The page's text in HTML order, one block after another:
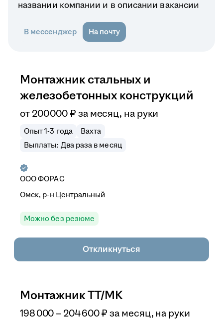
названии компании и в описании вакансии
В мессенджер На почту
Монтажник стальных и
железобетонных конструкций
от 200 000 ₽ за месяц, на руки
Опыт 1-3 года
Вахта
Выплаты: Два раза в месяц
ОООФОРАС
Омск, р-н Центральный
Можно без резюме
Откликнуться
Монтажник ТТ/МК
198 000 – 204 600₽ за месяц, на руки